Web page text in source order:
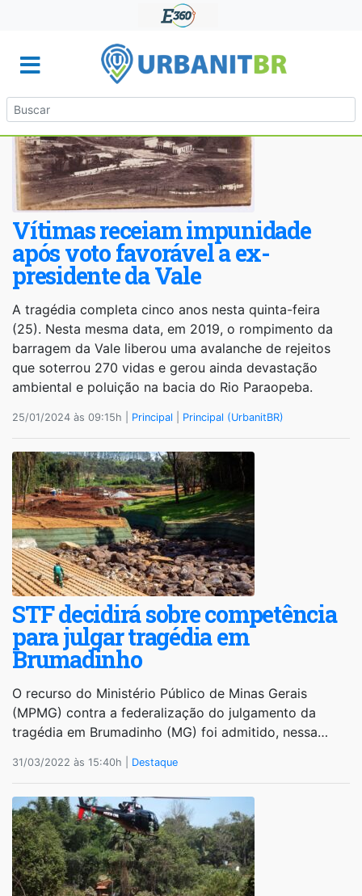
Vítimas receiam impunidade
após voto favorável a ex-
presidente da Vale
A tragédia completa cinco anos nesta quinta-feira
(25). Nesta mesma data, em 2019, o rompimento da
barragem da Vale liberou uma avalanche de rejeitos
que soterrou 270 vidas e gerou ainda devastação
ambiental e poluição na bacia do Rio Paraopeba.
25/01/2024 às 09:15h | Principal Principal (UrbanitBR)
STF decidirá sobre competência
para julgar tragédia em
Brumadinho
O recurso do Ministério Público de Minas Gerais
(MPMG) contra a federalização do julgamento da
tragédia em Brumadinho (MG) foi admitido, nessa…
31/03/2022 às 15:40h | Destaque